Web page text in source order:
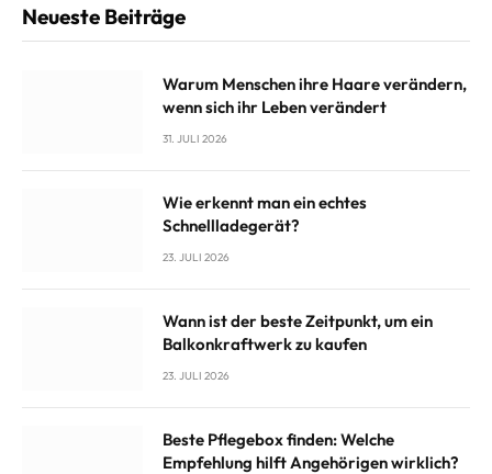
Neueste Beiträge
Warum Menschen ihre Haare verändern,
wenn sich ihr Leben verändert
31. JULI 2026
Wie erkennt man ein echtes
Schnellladegerät?
23. JULI 2026
Wann ist der beste Zeitpunkt, um ein
Balkonkraftwerk zu kaufen
23. JULI 2026
Beste Pflegebox finden: Welche
Empfehlung hilft Angehörigen wirklich?